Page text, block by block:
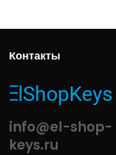
Контакты
info@el-shop-
keys.ru